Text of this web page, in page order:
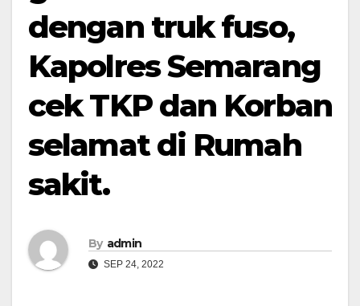
dengan truk fuso,
Kapolres Semarang
cek TKP dan Korban
selamat di Rumah
sakit.
By admin
SEP 24, 2022